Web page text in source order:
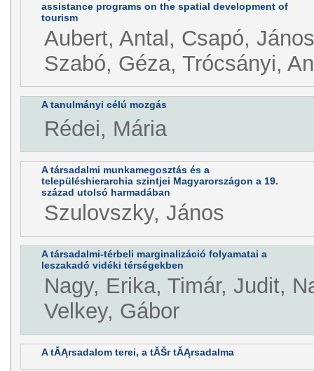
assistance programs on the spatial development of
tourism
Aubert, Antal, Csapó,
Szabó, Géza, Trócsányi,
A tanulmányi célú mozgás
Rédei, Mária
A társadalmi munkamegosztás és a
településhierarchia szintjei Magyarországon a 19.
század utolsó harmadában
Szulovszky, János
A társadalmi-térbeli marginalizáció folyamatai a
leszakadó vidéki térségekben
Nagy, Erika, Timár, Judit,
Velkey, Gábor
A tĂĄrsadalom terei, a tĂŠr tĂĄrsadalma